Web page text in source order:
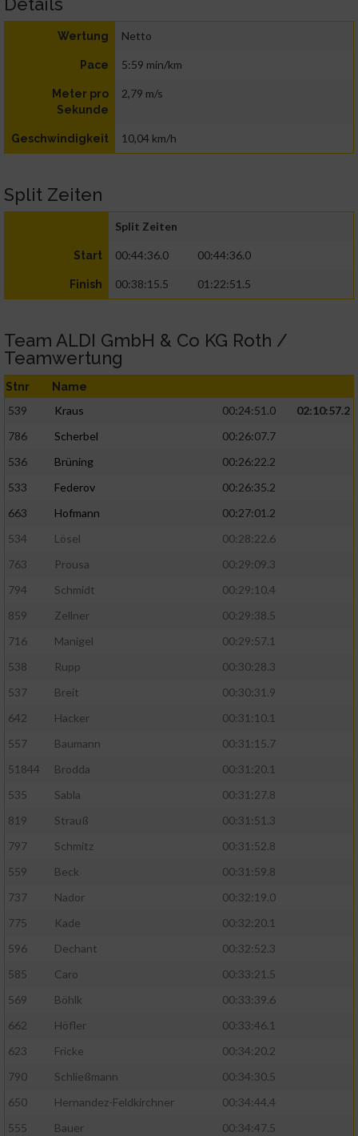
Wertung Netto
Pace 5:59 min/km
Meter pro
Sekunde
2,79 m/s
Geschwindigkeit 10,04 km/h
Split Zeiten
Split Zeiten
Start 00:44:36.0 00:44:36.0
Finish 00:38:15.5 01:22:51.5
Team ALDI GmbH & Co KG Roth /
Teamwertung
Stnr Name
539 Kraus 00:24:51.0
02:10:57.2
786
Scherbel
00:26:07.7
536
Brüning
00:26:22.2
533
Federov
00:26:35.2
663
Hofmann
00:27:01.2
534
Lösel
00:28:22.6
763
Prousa
00:29:09.3
794
Schmidt
00:29:10.4
859
Zellner
00:29:38.5
716
Manigel
00:29:57.1
538
Rupp
00:30:28.3
537
Breit
00:30:31.9
642
Hacker
00:31:10.1
557
Baumann
00:31:15.7
51844
Brodda
00:31:20.1
535
Sabla
00:31:27.8
819
Strauß
00:31:51.3
797
Schmitz
00:31:52.8
559
Beck
00:31:59.8
737
Nador
00:32:19.0
775
Kade
00:32:20.1
596
Dechant
00:32:52.3
585
Caro
00:33:21.5
569
Böhlk
00:33:39.6
662
Höfler
00:33:46.1
623
Fricke
00:34:20.2
790
Schließmann
00:34:30.5
650
Hernandez-Feldkirchner
00:34:44.4
555
Bauer
00:34:47.5